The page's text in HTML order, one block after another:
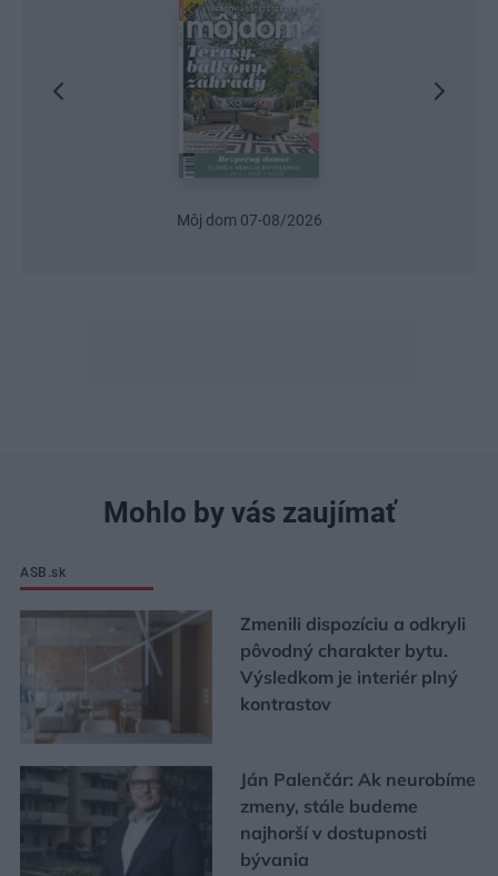
Môj dom 07-08/2026
Mohlo by vás zaujímať
ASB.sk
Zmenili dispozíciu a odkryli
pôvodný charakter bytu.
Výsledkom je interiér plný
kontrastov
Ján Palenčár: Ak neurobíme
zmeny, stále budeme
najhorší v dostupnosti
bývania